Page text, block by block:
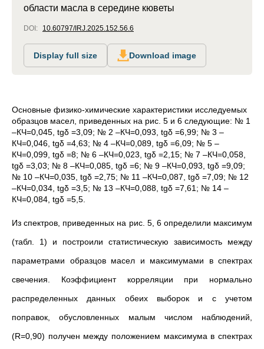
области масла в середине кюветы
DOI: 10.60797/IRJ.2025.152.56.6
Display full size Download image
Основные физико-химические характеристики исследуемых
образцов масел, приведенных на рис. 5 и 6 следующие: № 1
–КЧ=0,045, tgδ =3,09; № 2 –КЧ=0,093, tgδ =6,99; № 3 –
КЧ=0,046, tgδ =4,63; № 4 –КЧ=0,089, tgδ =6,09; № 5 –
КЧ=0,099, tgδ =8; № 6 –КЧ=0,023, tgδ =2,15; № 7 –КЧ=0,058,
tgδ =3,03; № 8 –КЧ=0,085, tgδ =6; № 9 –КЧ=0,093, tgδ =9,09;
№ 10 –КЧ=0,035, tgδ =2,75; № 11 –КЧ=0,087, tgδ =7,09; № 12
–КЧ=0,034, tgδ =3,5; № 13 –КЧ=0,088, tgδ =7,61; № 14 –
КЧ=0,084, tgδ =5,5.
Из спектров, приведенных на рис. 5, 6 определили максимум
(табл. 1) и построили статистическую зависимость между
параметрами образцов масел и максимумами в спектрах
свечения. Коэффициент корреляции при нормально
распределенных данных обеих выборок и с учетом
поправок, обусловленных малым числом наблюдений,
(R=0,90) получен между положением максимума в спектрах